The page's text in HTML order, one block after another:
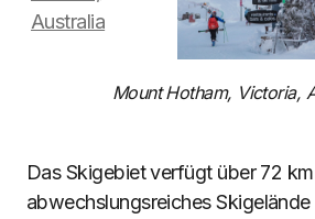
Mount Hotham, Victoria,
Das Skigebiet verfügt über 72 km
abwechslungsreiches